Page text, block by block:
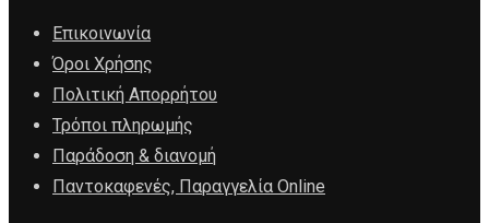
Επικοινωνία
Όροι Χρήσης
Πολιτική Απορρήτου
Τρόποι πληρωμής
Παράδοση & διανομή
Παντοκαφενές, Παραγγελία Online